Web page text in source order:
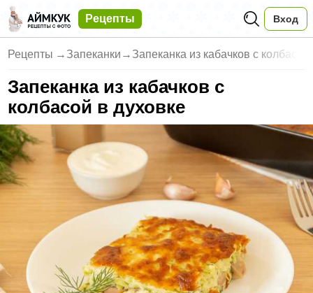
Рецепты Вход
Рецепты → Запеканки → Запеканка из кабачков с колбас
Запеканка из кабачков с
колбасой в духовке